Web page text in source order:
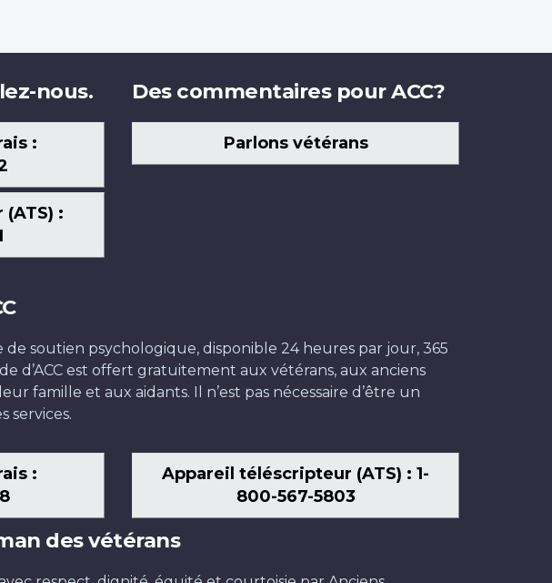
nous.
:
:
Des commentaires pour ACC?
Parlons vétérans
de soutien psychologique, disponible 24 heures par jour, 365
d’ACC est offert gratuitement aux vétérans, aux anciens
famille et aux aidants. Il n’est pas nécessaire d’être un
services.
:
Appareil téléscripteur (ATS) : 1-
800-567-5803
des vétérans